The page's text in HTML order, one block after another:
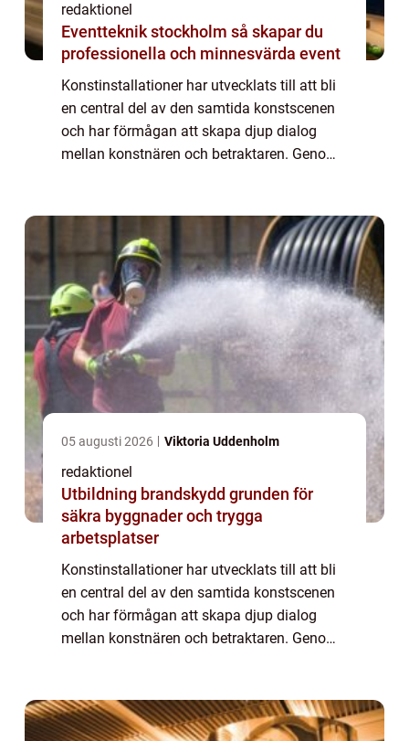
redaktionel
Eventteknik stockholm så skapar du
professionella och minnesvärda event
Konstinstallationer har utvecklats till att bli
en central del av den samtida konstscenen
och har förmågan att skapa djup dialog
mellan konstnären och betraktaren. Genom
05 augusti 2026 Viktoria Uddenholm
redaktionel
Utbildning brandskydd grunden för
säkra byggnader och trygga
arbetsplatser
Konstinstallationer har utvecklats till att bli
en central del av den samtida konstscenen
och har förmågan att skapa djup dialog
mellan konstnären och betraktaren. Genom